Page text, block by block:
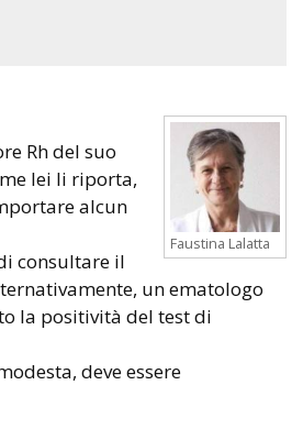
Faustina Lalatta
Rh del suo
lei li riporta,
alcun
consultare il
un ematologo
la positività del test di
deve essere